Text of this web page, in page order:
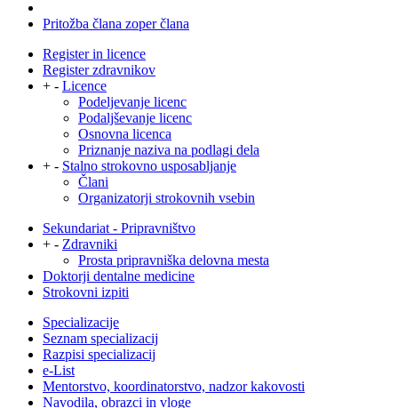
Pritožba člana zoper člana
Register in licence
Register zdravnikov
+ - Licence
Podeljevanje licenc
Podaljševanje licenc
Osnovna licenca
Priznanje naziva na podlagi dela
+ - Stalno strokovno usposabljanje
Člani
Organizatorji strokovnih vsebin
Sekundariat - Pripravništvo
+ - Zdravniki
Prosta pripravniška delovna mesta
Doktorji dentalne medicine
Strokovni izpiti
Specializacije
Seznam specializacij
Razpisi specializacij
e-List
Mentorstvo, koordinatorstvo, nadzor kakovosti
Navodila, obrazci in vloge